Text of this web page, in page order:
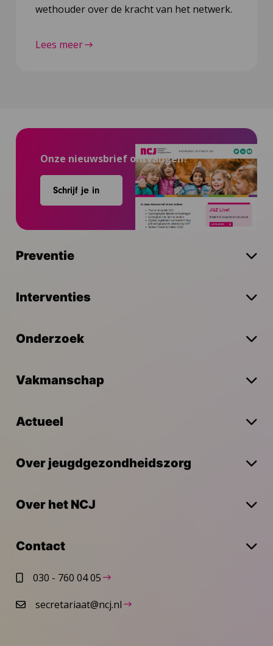
wethouder over de kracht van het netwerk.
Lees meer
Onze nieuwsbrief ontvangen?
Schrijf je in
Preventie
Interventies
Onderzoek
Vakmanschap
Actueel
Over jeugdgezondheidszorg
Over het NCJ
Contact
030 - 760 04 05
secretariaat@ncj.nl